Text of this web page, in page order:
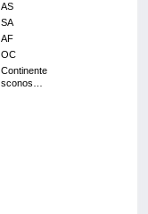
AS
SA
AF
OC
Continente
sconos…